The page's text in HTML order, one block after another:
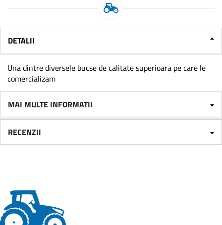
DETALII
Una dintre diversele bucse de calitate superioara pe care le
comercializam
MAI MULTE INFORMATII
RECENZII